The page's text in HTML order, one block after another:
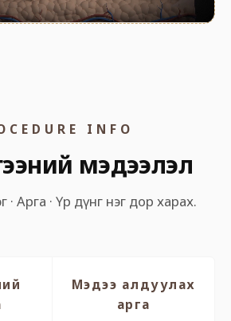
INFO
мэдээлэл
· Арга · Үр дүнг нэг дор харах.
Мэдээ алдуулах
арга